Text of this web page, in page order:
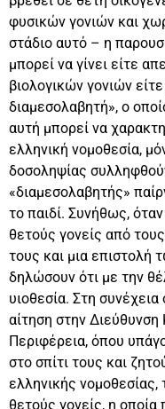
φυσικών γονιών και
στάδιο αυτό – η
μπορεί να γίνει είτε
βιολογικών γονιών
διαμεσολαβητή», ο
αυτή μπορεί να
ελληνική νομοθεσία,
δοσοληψίας
«διαμεσολαβητής»
το παιδί. Συνήθως,
θετούς γονείς από
τους και μια επιστολή
δηλώσουν ότι με την
υιοθεσία. Στη συνέχεια
αίτηση στην
Περιφέρεια, όπου
στο σπίτι τους και
ελληνικής νομοθεσίας,
θετούς γονείς, η